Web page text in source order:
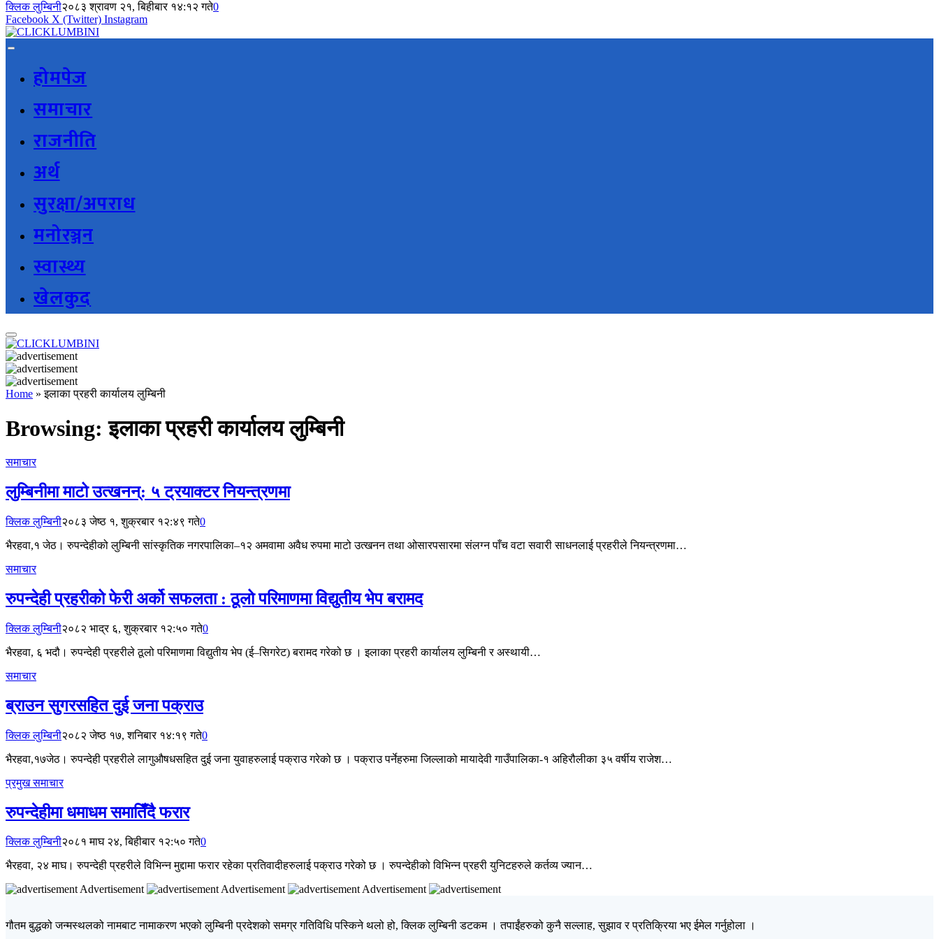
क्लिक लुम्बिनी२०८३ श्रावण २१, बिहीबार १४:१२ गते0
Facebook X (Twitter) Instagram
होमपेज
समाचार
राजनीति
अर्थ
सुरक्षा/अपराध
मनोरञ्जन
स्वास्थ्य
खेलकुद
Home »इलाका प्रहरी कार्यालय लुम्बिनी
Browsing:इलाका प्रहरी कार्यालय लुम्बिनी
समाचार
लुम्बिनीमा माटो उत्खनन्: ५ ट्रयाक्टर नियन्त्रणमा
क्लिक लुम्बिनी२०८३ जेष्ठ १, शुक्रबार १२:४९ गते0
भैरहवा,१ जेठ। रुपन्देहीको लुम्बिनी सांस्कृतिक नगरपालिका–१२ अमवामा अवैध रुपमा माटो उत्खनन तथा ओसारपसारमा संलग्न पाँच वटा सवारी साधनलाई प्रहरीले नियन्त्रणमा…
समाचार
रुपन्देही प्रहरीको फेरी अर्को सफलता : ठूलो परिमाणमा विद्युतीय भेप बरामद
क्लिक लुम्बिनी२०८२ भाद्र ६, शुक्रबार १२:५० गते0
भैरहवा, ६ भदौ। रुपन्देही प्रहरीले ठूलो परिमाणमा विद्युतीय भेप (ई–सिगरेट) बरामद गरेको छ । इलाका प्रहरी कार्यालय लुम्बिनी र अस्थायी…
समाचार
ब्राउन सुगरसहित दुई जना पक्राउ
क्लिक लुम्बिनी२०८२ जेष्ठ १७, शनिबार १४:१९ गते0
भैरहवा,१७जेठ। रुपन्देही प्रहरीले लागुऔषधसहित दुई जना युवाहरुलाई पक्राउ गरेको छ । पक्राउ पर्नेहरुमा जिल्लाको मायादेवी गाउँपालिका-१ अहिरौलीका ३५ वर्षीय राजेश…
प्रमुख समाचार
रुपन्देहीमा धमाधम समातिँदै फरार
क्लिक लुम्बिनी२०८१ माघ २४, बिहीबार १२:५० गते0
भैरहवा, २४ माघ। रुपन्देही प्रहरीले विभिन्न मुद्दामा फरार रहेका प्रतिवादीहरुलाई पक्राउ गरेको छ । रुपन्देहीको विभिन्न प्रहरी युनिटहरुले कर्तव्य ज्यान…
Advertisement
Advertisement Advertisement
गौतम बुद्धको जन्मस्थलको नामबाट नामाकरण भएको लुम्बिनी प्रदेशको समग्र गतिविधि पस्किने थलो हो, क्लिक लुम्बिनी डटकम । तपाईंहरुको कुनै सल्लाह, सुझाव र प्रतिक्रिया भए ईमेल गर्नुहोला ।